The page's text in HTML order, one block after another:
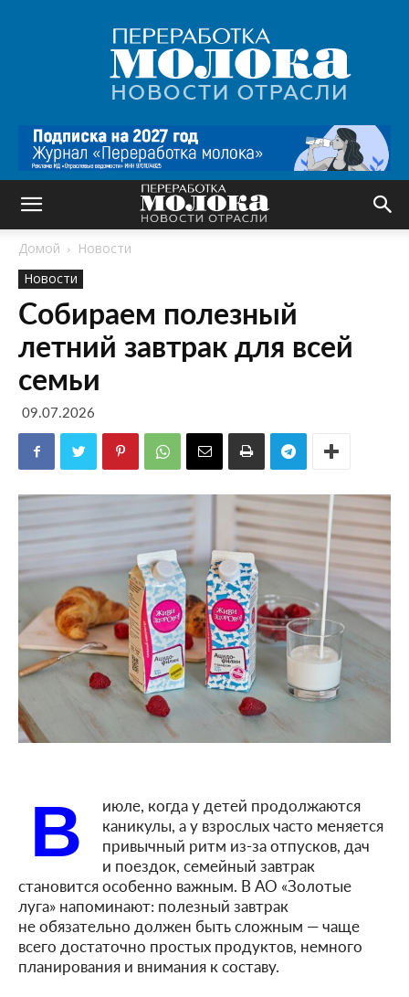
Переработка
молока
|
Новости
Домой
Новости
Новости
Собираем полезный
летний завтрак для всей
семьи
09.07.2026
В
июле, когда у детей продолжаются
каникулы, а у взрослых часто меняется
привычный ритм из-за отпусков, дач
и поездок, семейный завтрак
становится особенно важным. В АО «Золотые
луга» напоминают: полезный завтрак
не обязательно должен быть сложным — чаще
всего достаточно простых продуктов, немного
планирования и внимания к составу.